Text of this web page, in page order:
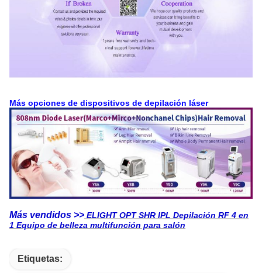
Más opciones de dispositivos de depilación láser
Más vendidos >> ELIGHT OPT SHR IPL Depilación RF 4 en
1 Equipo de belleza multifunción para salón
Etiquetas: